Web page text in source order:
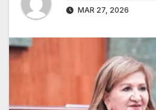
MAR 27, 2026